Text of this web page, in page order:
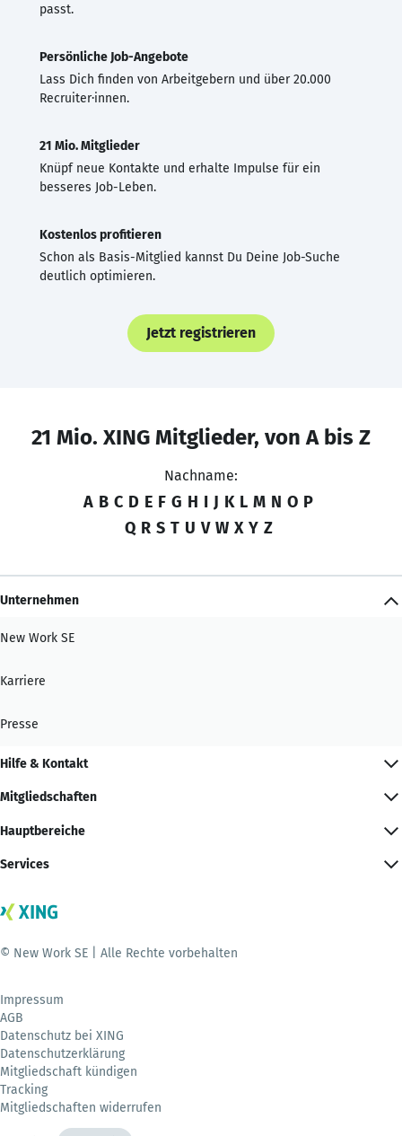
passt.
Persönliche Job-Angebote
Lass Dich finden von Arbeitgebern und über 20.000
Recruiter·innen.
21 Mio. Mitglieder
Knüpf neue Kontakte und erhalte Impulse für ein
besseres Job-Leben.
Kostenlos profitieren
Schon als Basis-Mitglied kannst Du Deine Job-Suche
deutlich optimieren.
Jetzt registrieren
21 Mio. XING Mitglieder, von A bis Z
Nachname:
A B C D E F G H I J K L M N O P
Q R S T U V W X Y Z
Unternehmen
New Work SE
Karriere
Presse
Hilfe & Kontakt
Mitgliedschaften
Hauptbereiche
Services
© New Work SE | Alle Rechte vorbehalten
Impressum
AGB
Datenschutz bei XING
Datenschutzerklärung
Mitgliedschaft kündigen
Tracking
Mitgliedschaften widerrufen